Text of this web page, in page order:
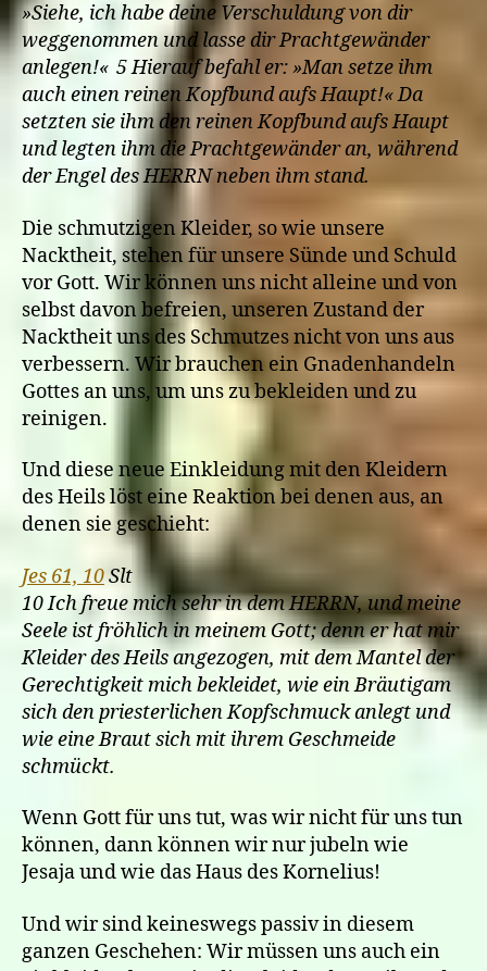
»Siehe, ich habe deine Verschuldung von dir
weggenommen und lasse dir Prachtgewänder
anlegen!« 5 Hierauf befahl er: »Man setze ihm
auch einen reinen Kopfbund aufs Haupt!« Da
setzten sie ihm den reinen Kopfbund aufs Haupt
und legten ihm die Prachtgewänder an, während
der Engel des HERRN neben ihm stand.
Die schmutzigen Kleider, so wie unsere
Nacktheit, stehen für unsere Sünde und Schuld
vor Gott. Wir können uns nicht alleine und von
selbst davon befreien, unseren Zustand der
Nacktheit uns des Schmutzes nicht von uns aus
verbessern. Wir brauchen ein Gnadenhandeln
Gottes an uns, um uns zu bekleiden und zu
reinigen.
Und diese neue Einkleidung mit den Kleidern
des Heils löst eine Reaktion bei denen aus, an
denen sie geschieht:
Jes 61, 10Slt
10 Ich freue mich sehr in dem HERRN, und meine
Seele ist fröhlich in meinem Gott; denn er hat mir
Kleider des Heils angezogen, mit dem Mantel der
Gerechtigkeit mich bekleidet, wie ein Bräutigam
sich den priesterlichen Kopfschmuck anlegt und
wie eine Braut sich mit ihrem Geschmeide
schmückt.
Wenn Gott für uns tut, was wir nicht für uns tun
können, dann können wir nur jubeln wie
Jesaja und wie das Haus des Kornelius!
Und wir sind keineswegs passiv in diesem
ganzen Geschehen: Wir müssen uns auch ein